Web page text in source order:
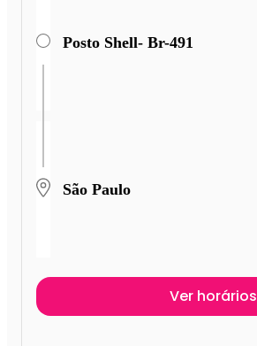
Posto Shell- Br-491
São Paulo
Ver horários